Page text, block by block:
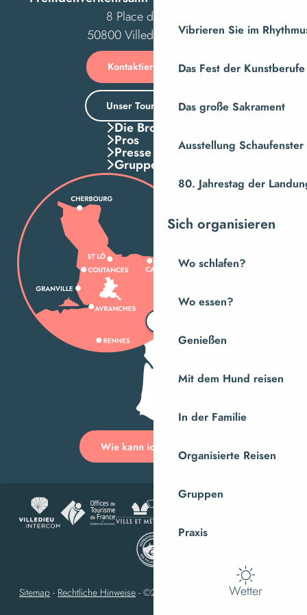
Vibrieren Sie im
Das Fest der Kunstberufe
Das große Sakrament
Ausstellung
80. Jahrestag der
Sich organisieren
Wo schlafen?
Wo essen?
Genießen
Mit dem Hund reisen
In der Familie
Organisierte Reisen
Gruppen
Praxis
Wetter
8 Place des Costils
50800 Villedieu-les-Poêles
Kontaktieren Sie uns
Unser Tourismusbüro
Die Broschuren
Pros
Presse
Gruppen
Wie kann ich kommen?
Sitemap - Rechtliche Hinweise - ©2023 Villedieu-les-Poêles Intercom